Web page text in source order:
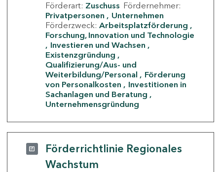
Förderart: Zuschuss Fördernehmer:
Privatpersonen
Unternehmen
Förderzweck: Arbeitsplatzförderung
Forschung, Innovation und Technologie
Investieren und Wachsen
Existenzgründung
Qualifizierung/Aus- und
Weiterbildung/Personal
Förderung
von Personalkosten
Investitionen in
Sachanlagen und Beratung
Unternehmensgründung
Förderrichtlinie Regionales
Wachstum